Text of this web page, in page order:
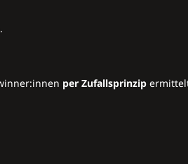
per Zufallsprinzip